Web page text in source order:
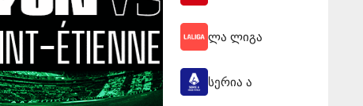
ლა ლიგა
სერია ა